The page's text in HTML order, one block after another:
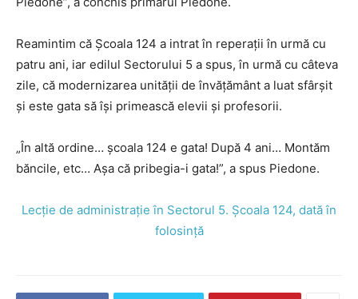
Reamintim că Școala 124 a intrat în reperații în urmă cu
patru ani, iar edilul Sectorului 5 a spus, în urmă cu câteva
zile, că modernizarea unității de învățământ a luat sfârșit
și este gata să își primească elevii și profesorii.
„În altă ordine… școala 124 e gata! După 4 ani… Montăm
băncile, etc… Așa că pribegia-i gata!”, a spus Piedone.
Lecție de administrație în Sectorul 5. Școala 124, dată în
folosință